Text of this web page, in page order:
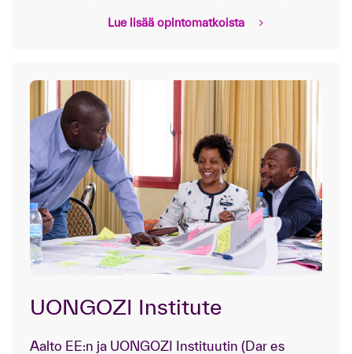
Lue lisää opintomatkoista
UONGOZI Institute
Aalto EE:n ja UONGOZI Instituutin (Dar es